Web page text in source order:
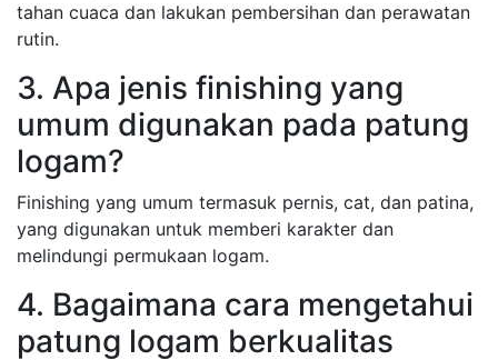
tahan cuaca dan lakukan pembersihan dan perawatan
rutin.
3. Apa jenis finishing yang
umum digunakan pada patung
logam?
Finishing yang umum termasuk pernis, cat, dan patina,
yang digunakan untuk memberi karakter dan
melindungi permukaan logam.
4. Bagaimana cara mengetahui
patung logam berkualitas